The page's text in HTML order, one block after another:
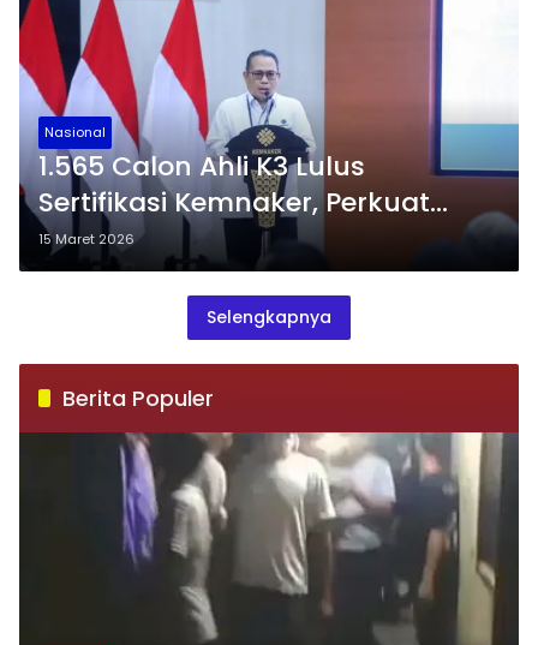
Nasional
1.565 Calon Ahli K3 Lulus
Sertifikasi Kemnaker, Perkuat
Pencegahan Kecelakaan Kerja
15 Maret 2026
Selengkapnya
Berita Populer